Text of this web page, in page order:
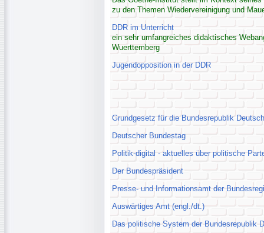
zu den Themen Wiedervereinigung und
DDR im Unterricht
ein sehr umfangreiches didaktisches
Wuerttemberg
Jugendopposition in der DDR
Grundgesetz für die Bundesrepublik
Deutscher Bundestag
Politik-digital - aktuelles über politische
Der Bundespräsident
Presse- und Informationsamt der
Auswärtiges Amt (engl./dt.)
Das politische System der Bundesrepublik